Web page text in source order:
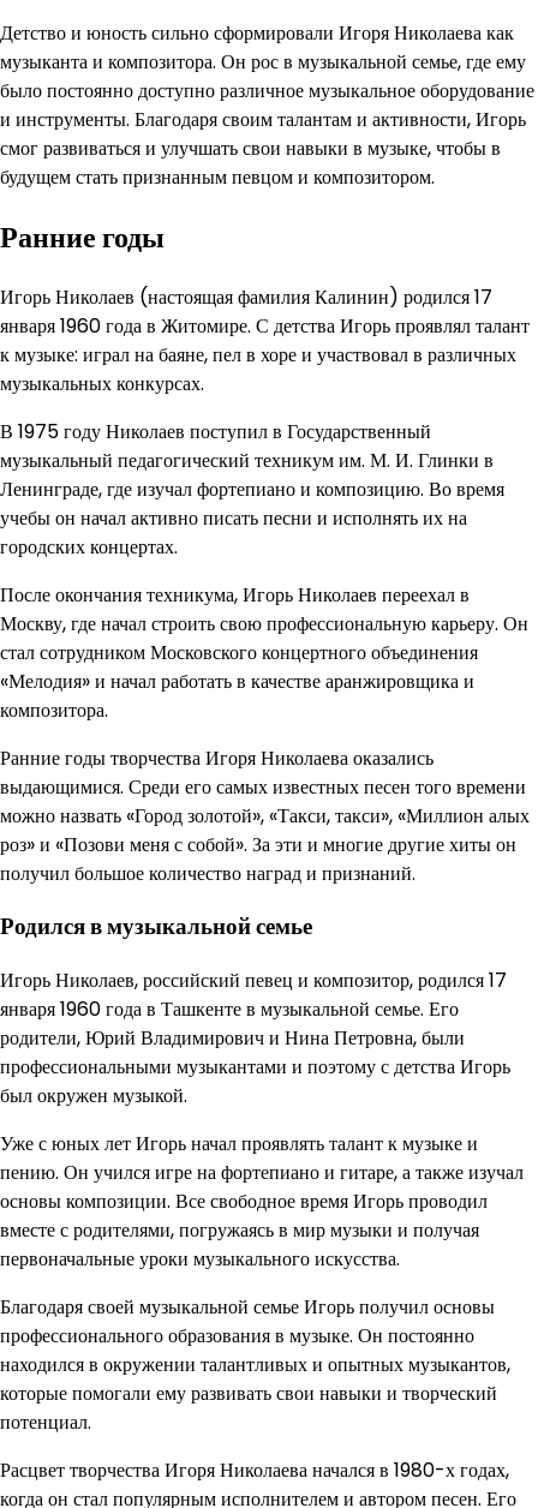
Детство и юность сильно сформировали Игоря Николаева как
музыканта и композитора. Он рос в музыкальной семье, где ему
было постоянно доступно различное музыкальное оборудование
и инструменты. Благодаря своим талантам и активности, Игорь
смог развиваться и улучшать свои навыки в музыке, чтобы в
будущем стать признанным певцом и композитором.
Ранние годы
Игорь Николаев (настоящая фамилия Калинин) родился 17
января 1960 года в Житомире. С детства Игорь проявлял талант
к музыке: играл на баяне, пел в хоре и участвовал в различных
музыкальных конкурсах.
В 1975 году Николаев поступил в Государственный
музыкальный педагогический техникум им. М. И. Глинки в
Ленинграде, где изучал фортепиано и композицию. Во время
учебы он начал активно писать песни и исполнять их на
городских концертах.
После окончания техникума, Игорь Николаев переехал в
Москву, где начал строить свою профессиональную карьеру. Он
стал сотрудником Московского концертного объединения
«Мелодия» и начал работать в качестве аранжировщика и
композитора.
Ранние годы творчества Игоря Николаева оказались
выдающимися. Среди его самых известных песен того времени
можно назвать «Город золотой», «Такси, такси», «Миллион алых
роз» и «Позови меня с собой». За эти и многие другие хиты он
получил большое количество наград и признаний.
Родился в музыкальной семье
Игорь Николаев, российский певец и композитор, родился 17
января 1960 года в Ташкенте в музыкальной семье. Его
родители, Юрий Владимирович и Нина Петровна, были
профессиональными музыкантами и поэтому с детства Игорь
был окружен музыкой.
Уже с юных лет Игорь начал проявлять талант к музыке и
пению. Он учился игре на фортепиано и гитаре, а также изучал
основы композиции. Все свободное время Игорь проводил
вместе с родителями, погружаясь в мир музыки и получая
первоначальные уроки музыкального искусства.
Благодаря своей музыкальной семье Игорь получил основы
профессионального образования в музыке. Он постоянно
находился в окружении талантливых и опытных музыкантов,
которые помогали ему развивать свои навыки и творческий
потенциал.
Расцвет творчества Игоря Николаева начался в 1980-х годах,
когда он стал популярным исполнителем и автором песен. Его